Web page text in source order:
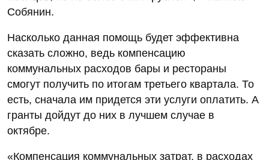
Собянин.
Насколько данная помощь будет эффективна
сказать сложно, ведь компенсацию
коммунальных расходов бары и рестораны
смогут получить по итогам третьего квартала. То
есть, сначала им придется эти услуги оплатить. А
гранты дойдут до них в лучшем случае в
октябре.
«Компенсация коммунальных затрат, в расходах